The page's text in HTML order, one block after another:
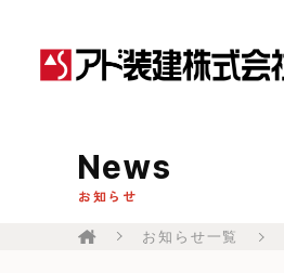
News
お知らせ
お知らせ一覧